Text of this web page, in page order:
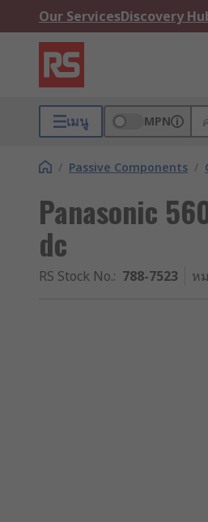
Our ServicesDiscovery
เมนู MPN
/ Passive Components /
Panasonic
dc
RS Stock No.: 788-7523 ห